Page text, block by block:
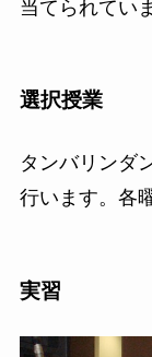
当てられてい
選択授業
タンバリンダ
行います。各
実習